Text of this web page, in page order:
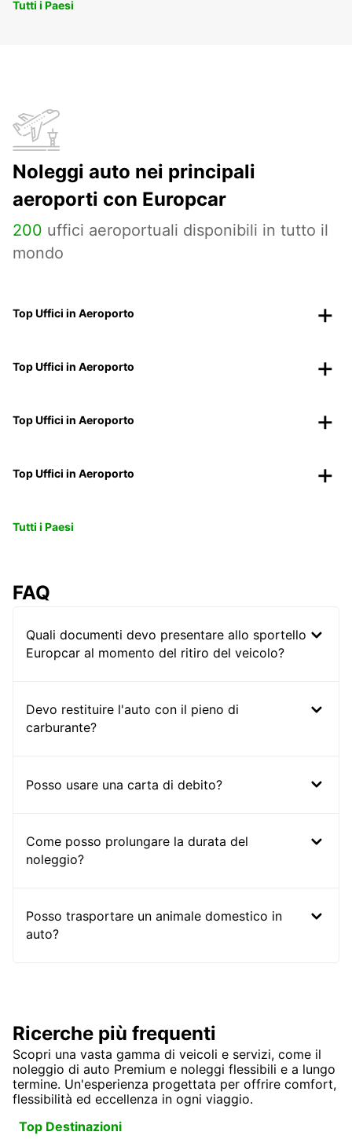
Tutti i Paesi
Noleggi auto nei principali
aeroporti con Europcar
200 uffici aeroportuali disponibili in tutto il
mondo
Top Uffici in Aeroporto
Top Uffici in Aeroporto
Top Uffici in Aeroporto
Top Uffici in Aeroporto
Tutti i Paesi
FAQ
Quali documenti devo presentare allo sportello
Europcar al momento del ritiro del veicolo?
Devo restituire l'auto con il pieno di
carburante?
Posso usare una carta di debito?
Come posso prolungare la durata del
noleggio?
Posso trasportare un animale domestico in
auto?
Ricerche più frequenti
Scopri una vasta gamma di veicoli e servizi, come il
noleggio di auto Premium e noleggi flessibili e a lungo
termine. Un'esperienza progettata per offrire comfort,
flessibilità ed eccellenza in ogni viaggio.
Top Destinazioni